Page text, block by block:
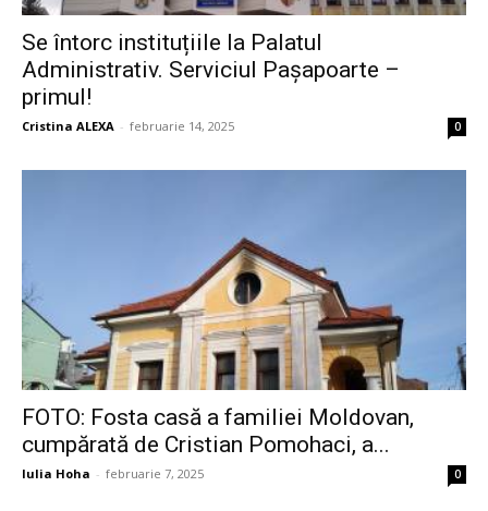
Se întorc instituțiile la Palatul
Administrativ. Serviciul Pașapoarte –
primul!
Cristina ALEXA - februarie 14, 2025 0
FOTO: Fosta casă a familiei Moldovan,
cumpărată de Cristian Pomohaci, a...
Iulia Hoha - februarie 7, 2025 0